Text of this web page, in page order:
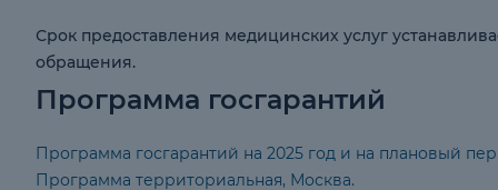
Срок предоставления медицинских услуг
обращения.
Программа госгарантий
Программа госгарантий на 2025 год и на плановый
Программа территориальная, Москва.